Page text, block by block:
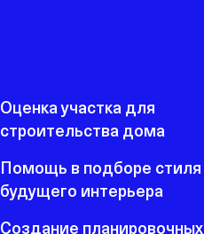
Оценка участка для
строительства дома
Помощь в подборе стиля
будущего интерьера
Создание планировочных